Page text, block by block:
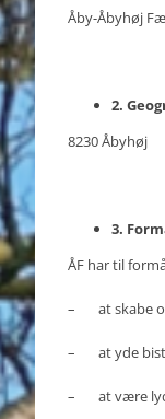
Åby-Åbyhøj
2.
8230 Åbyhøj
3.
ÅF har til
– at skabe
– at yde
– at være